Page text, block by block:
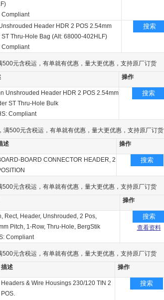
Compliant
Header HDR 2 POS 2.54mm
Thru-Hole Bag (Alt: 68000-402HLF)
Compliant
搜索
元含税运，有单就有优惠，量大更优惠，支持原厂订货
操作
Unshrouded Header HDR 2 POS 2.54mm
ST Thru-Hole Bulk
Compliant
搜索
500元含税运，有单就有优惠，量大更优惠，支持原厂订货
述 操作
BOARD CONNECTOR HEADER, 2
搜索
元含税运，有单就有优惠，量大更优惠，支持原厂订货
操作
Rect, Header, Unshrouded, 2 Pos,
Pitch, 1-Row, Thru-Hole, BergStik
Compliant
搜索
查看资料
元含税运，有单就有优惠，量大更优惠，支持原厂订货
描述 操作
Headers & Wire Housings 230/120 TIN 2
POS.
搜索